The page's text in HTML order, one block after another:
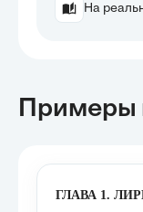
На
Примеры
ГЛАВА 1.